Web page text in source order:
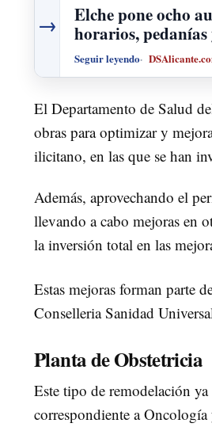
→
Elche pone ocho
horarios, pedanías
Seguir leyendo
El Departamento de Salud
obras para optimizar y
ilicitano, en las que se han
Además, aprovechando el
llevando a cabo mejoras en
la inversión total en las
Estas mejoras forman parte
Conselleria Sanidad
Planta de Obstetricia
Este tipo de remodelación
correspondiente a